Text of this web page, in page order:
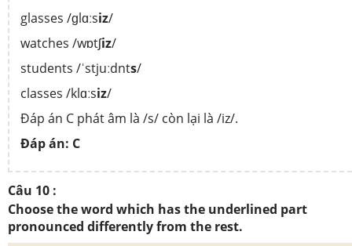
glasses /ɡlɑːsiz/
watches /wɒtʃiz/
students /ˈstjuːdnts/
classes /klɑːsiz/
Đáp án C phát âm là /s/ còn lại là /iz/.
Đáp án: C
Câu 10 :
Choose the word which has the underlined part
pronounced differently from the rest.